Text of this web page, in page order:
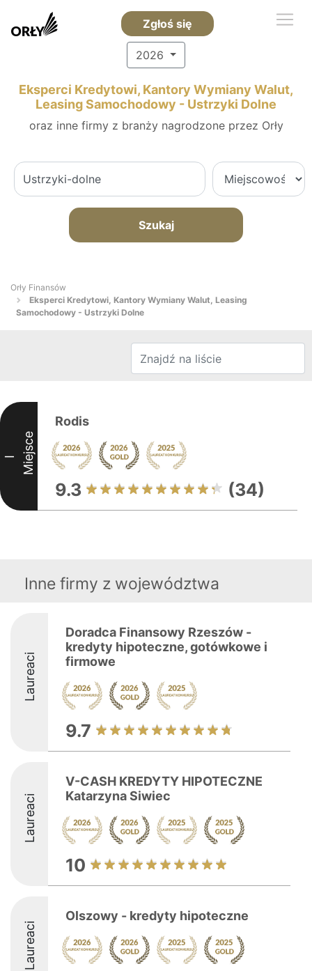
Zgłoś się
2026
Eksperci Kredytowi, Kantory Wymiany Walut,
Leasing Samochodowy - Ustrzyki Dolne
oraz inne firmy z branży nagrodzone przez Orły
Szukaj
Orły Finansów
Eksperci Kredytowi, Kantory Wymiany Walut, Leasing
Samochodowy - Ustrzyki Dolne
I Miejsce
Rodis
9.3 (34)
Inne firmy z województwa
Laureaci
Doradca Finansowy Rzeszów -
kredyty hipoteczne, gotówkowe i
firmowe
9.7
Laureaci
V-CASH KREDYTY HIPOTECZNE
Katarzyna Siwiec
10
Laureaci
Olszowy - kredyty hipoteczne